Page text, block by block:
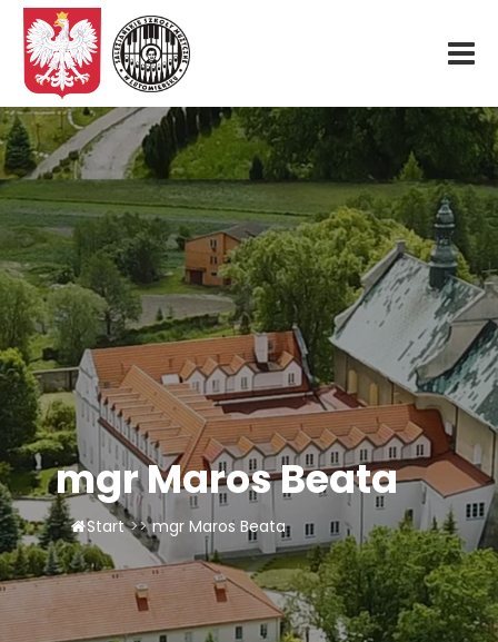
Start
O nas
Aktualności
Rekrutacja
Fundacja
Konkurs organowy
LAOM
Klasztor
1,5%
mgr Maros Beata
Start >> mgr Maros Beata